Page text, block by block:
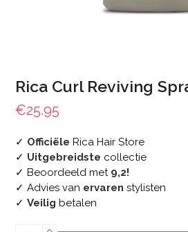
Rica Curl Reviving
€25.95
✓ Officiële Rica Hair Store
✓ Uitgebreidste collectie
✓ Beoordeeld met 9,2!
✓ Advies van ervaren stylisten
✓Veilig betalen